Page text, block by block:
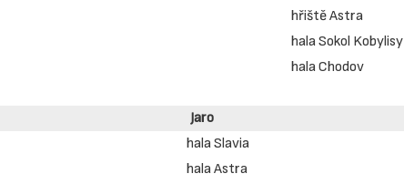
hřiště Astra
hala Sokol Kobylisy
hala Chodov
Jaro
hala Slavia
hala Astra